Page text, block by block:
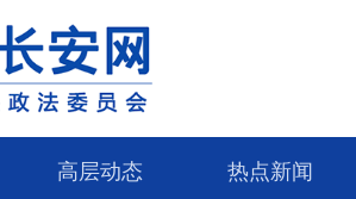
高层动态 热点新闻